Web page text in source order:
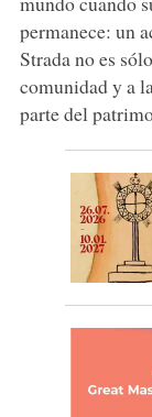
permanece: un
Strada no es
comunidad y a
parte del